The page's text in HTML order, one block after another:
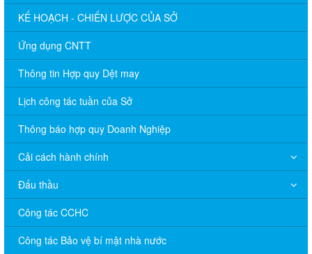
KẾ HOẠCH - CHIẾN LƯỢC CỦA SỞ
Ứng dụng CNTT
Thông tin Hợp quy Dệt may
Lịch công tác tuần của Sở
Thông báo hợp quy Doanh Nghiệp
Cải cách hành chính
Đấu thầu
Công tác CCHC
Công tác Bảo vệ bí mật nhà nước